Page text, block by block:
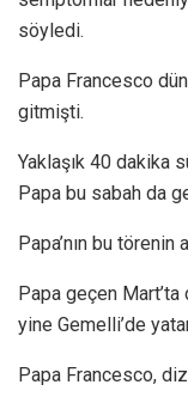
söyledi.
Papa Francesco
gitmişti.
Yaklaşık 40 dakika
Papa bu sabah da
Papa’nın bu törenin
Papa geçen
yine Gemelli’de
Papa Francesco,